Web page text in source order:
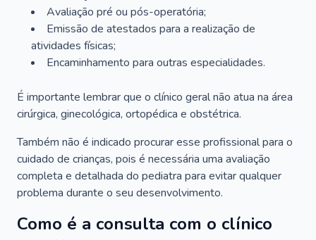
Avaliação pré ou pós-operatória;
Emissão de atestados para a realização de
atividades físicas;
Encaminhamento para outras especialidades.
É importante lembrar que o clínico geral não atua na área
cirúrgica, ginecológica, ortopédica e obstétrica.
Também não é indicado procurar esse profissional para o
cuidado de crianças, pois é necessária uma avaliação
completa e detalhada do pediatra para evitar qualquer
problema durante o seu desenvolvimento.
Como é a consulta com o clínico